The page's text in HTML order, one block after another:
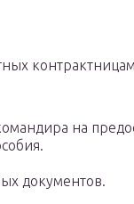
на
документов.